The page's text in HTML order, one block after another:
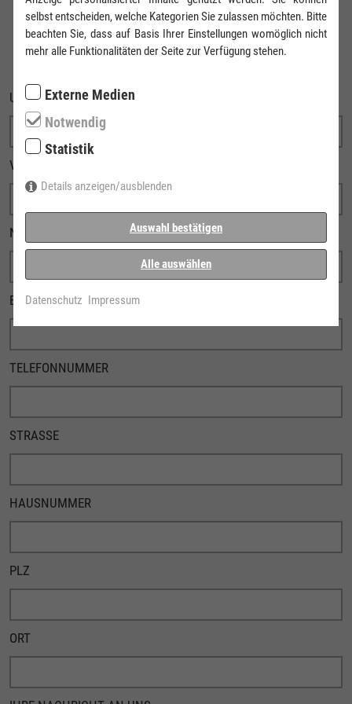
IHRE ANFRAGE
UNTERNEHMEN
VORNAME
NACHNAME
E-MAIL
TELEFONNUMMER
STRASSE
HAUSNUMMER
PLZ
ORT
selbst entscheiden, welche Kategorien Sie zulassen möchten. Bitte
beachten Sie, dass auf Basis Ihrer Einstellungen womöglich nicht
mehr alle Funktionalitäten der Seite zur Verfügung stehen.
Externe Medien
Notwendig
Statistik
Details anzeigen/ausblenden
Auswahl bestätigen
Alle auswählen
Datenschutz Impressum